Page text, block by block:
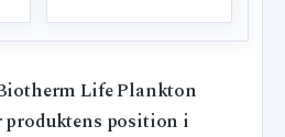
Life Plankton
position i